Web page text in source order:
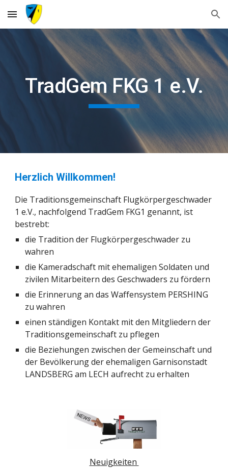
Skip to main content Skip to navigation
TradGem FKG 1 e.V.
Herzlich Willkommen!
Die Traditionsgemeinschaft Flugkörpergeschwader
1 e.V., nachfolgend TradGem FKG1 genannt, ist
bestrebt:
die Tradition der Flugkörpergeschwader zu
wahren
die Kameradschaft mit ehemaligen Soldaten und
zivilen Mitarbeitern des Geschwaders zu fördern
die Erinnerung an das Waffensystem PERSHING
zu wahren
einen ständigen Kontakt mit den Mitgliedern der
Traditionsgemeinschaft zu pflegen
die Beziehungen zwischen der Gemeinschaft und
der Bevölkerung der ehemaligen Garnisonstadt
LANDSBERG am LECH aufrecht zu erhalten
Neuigkeiten